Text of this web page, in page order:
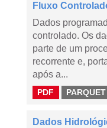
Fluxo
Dados
controlado. Os
parte de um
recorrente e,
após a...
PDF PARQUET
Dados